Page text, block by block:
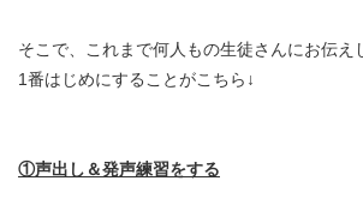
そこで、これまで何人もの生徒さんにお伝え
1番はじめにすることがこちら↓
①声出し＆発声練習をする